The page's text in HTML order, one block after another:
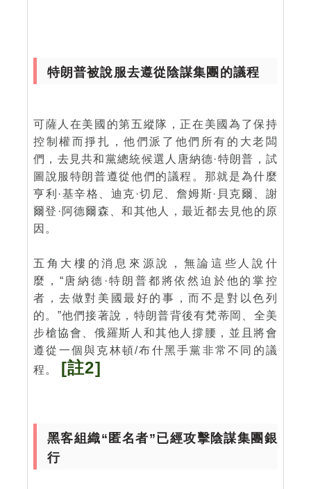
特朗普被說服去遵從陰謀集團的議程
可薩人在美國的第五縱隊，正在美國為了保持
控制權而掙扎，他們派了他們所有的大老闆
們，去見共和黨總統候選人唐納德·特朗普，試
圖說服特朗普遵從他們的議程。那就是為什麼
亨利·基辛格、迪克·切尼、詹姆斯·貝克爾、謝
爾登·阿德爾森、和其他人，最近都去見他的原
因。
五角大樓的消息來源說，無論這些人說什
麼，“唐納德·特朗普都將依然迫於他的掌控
者，去做對美國最好的事，而不是對以色列
的。”他們接著說，特朗普背後有梵蒂岡、全美
步槍協會、俄羅斯人和其他人撐腰，並且將會
遵從一個與克林頓/布什黑手黨非常不同的議
程。
[註2]
黑客組織“匿名者”已經攻擊陰謀集團銀
行